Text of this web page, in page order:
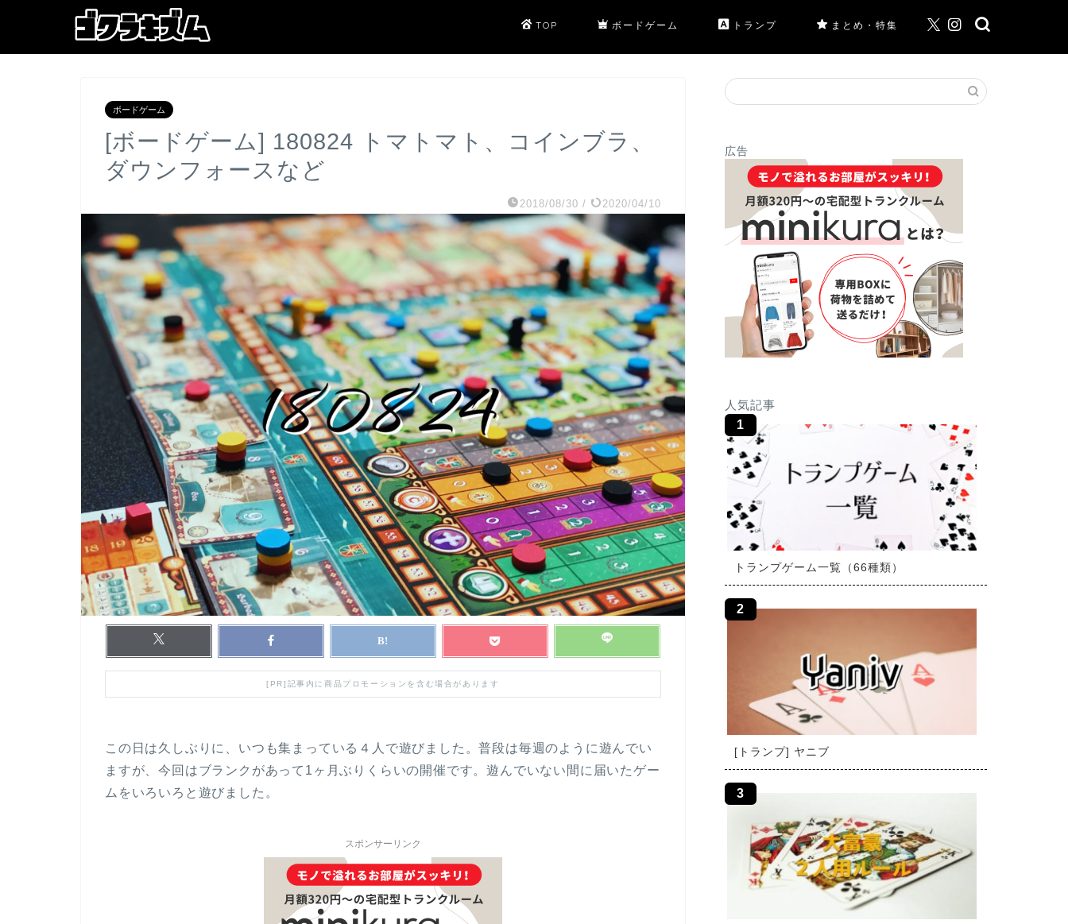
TOP ボードゲーム トランプ まとめ・特集
ボードゲーム
[ボードゲーム] 180824 トマトマト、コインブラ、
ダウンフォースなど
2018/08/30 / 2020/04/10
[PR]記事内に商品プロモーションを含む場合があります
この日は久しぶりに、いつも集まっている４人で遊びました。普段は毎週のように遊んでい
ますが、今回はブランクがあって1ヶ月ぶりくらいの開催です。遊んでいない間に届いたゲー
ムをいろいろと遊びました。
スポンサーリンク
広告
人気記事
トランプゲーム一覧（66種類）
[トランプ] ヤニブ